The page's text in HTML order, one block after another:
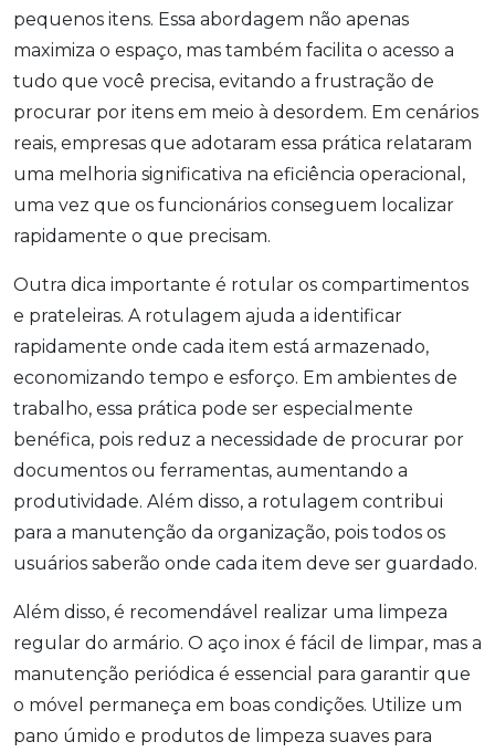
pequenos itens. Essa abordagem não apenas
maximiza o espaço, mas também facilita o acesso a
tudo que você precisa, evitando a frustração de
procurar por itens em meio à desordem. Em cenários
reais, empresas que adotaram essa prática relataram
uma melhoria significativa na eficiência operacional,
uma vez que os funcionários conseguem localizar
rapidamente o que precisam.
Outra dica importante é rotular os compartimentos
e prateleiras. A rotulagem ajuda a identificar
rapidamente onde cada item está armazenado,
economizando tempo e esforço. Em ambientes de
trabalho, essa prática pode ser especialmente
benéfica, pois reduz a necessidade de procurar por
documentos ou ferramentas, aumentando a
produtividade. Além disso, a rotulagem contribui
para a manutenção da organização, pois todos os
usuários saberão onde cada item deve ser guardado.
Além disso, é recomendável realizar uma limpeza
regular do armário. O aço inox é fácil de limpar, mas a
manutenção periódica é essencial para garantir que
o móvel permaneça em boas condições. Utilize um
pano úmido e produtos de limpeza suaves para